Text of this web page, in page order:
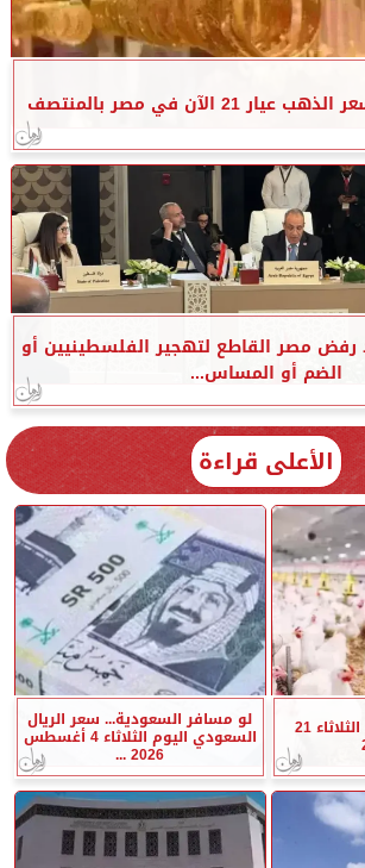
21 الآن في مصر بالمنتصف
رفض مصر القاطع لتهجير الفلسطينيين أو
الضم أو المساس...
الأعلى قراءة
أسعار الدواجن اليوم الثلاثاء 21 لو مسافر السعودية... سعر الريال
السعودي اليوم الثلاثاء 4 أغسطس
2026 ...